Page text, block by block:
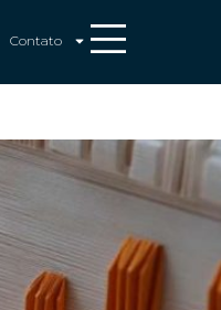
Contato